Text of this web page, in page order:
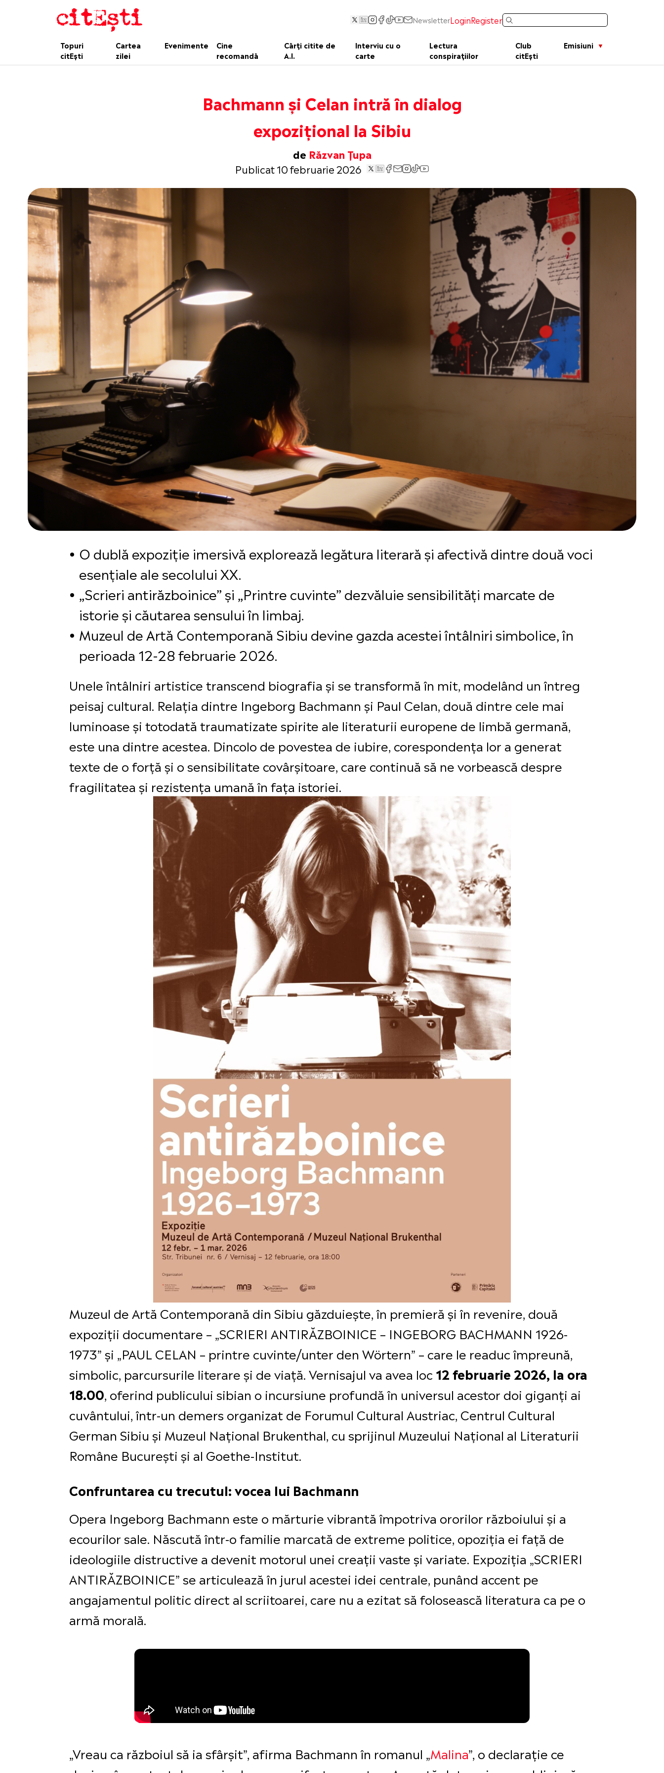
NewsletterLoginRegister
Topuri
citEști
Cartea
zilei
Evenimente
Cine
recomandă
Cărți citite de
A.I.
Interviu cu o
carte
Lectura
conspirațiilor
Club
citEști
Emisiuni
Bachmann și Celan intră în dialog
expozițional la Sibiu
de Răzvan Țupa
Publicat 10 februarie 2026
O dublă expoziție imersivă explorează legătura literară și afectivă dintre două voci
esențiale ale secolului XX.
„Scrieri antirăzboinice” și „Printre cuvinte” dezvăluie sensibilități marcate de
istorie și căutarea sensului în limbaj.
Muzeul de Artă Contemporană Sibiu devine gazda acestei întâlniri simbolice, în
perioada 12-28 februarie 2026.
Unele întâlniri artistice transcend biografia și se transformă în mit, modelând un întreg
peisaj cultural. Relația dintre Ingeborg Bachmann și Paul Celan, două dintre cele mai
luminoase și totodată traumatizate spirite ale literaturii europene de limbă germană,
este una dintre acestea. Dincolo de povestea de iubire, corespondența lor a generat
texte de o forță și o sensibilitate covârșitoare, care continuă să ne vorbească despre
fragilitatea și rezistența umană în fața istoriei.
Muzeul de Artă Contemporană din Sibiu găzduiește, în premieră și în revenire, două
expoziții documentare – „SCRIERI ANTIRĂZBOINICE – INGEBORG BACHMANN 1926-
1973” și „PAUL CELAN – printre cuvinte/unter den Wörtern” – care le readuc împreună,
simbolic, parcursurile literare și de viață. Vernisajul va avea loc 12 februarie 2026, la ora
18.00, oferind publicului sibian o incursiune profundă în universul acestor doi giganți ai
cuvântului, într-un demers organizat de Forumul Cultural Austriac, Centrul Cultural
German Sibiu și Muzeul Național Brukenthal, cu sprijinul Muzeului Național al Literaturii
Române București și al Goethe-Institut.
Confruntarea cu trecutul: vocea lui Bachmann
Opera Ingeborg Bachmann este o mărturie vibrantă împotriva ororilor războiului și a
ecourilor sale. Născută într-o familie marcată de extreme politice, opoziția ei față de
ideologiile distructive a devenit motorul unei creații vaste și variate. Expoziția „SCRIERI
ANTIRĂZBOINICE” se articulează în jurul acestei idei centrale, punând accent pe
angajamentul politic direct al scriitoarei, care nu a ezitat să folosească literatura ca pe o
armă morală.
„Vreau ca războiul să ia sfârșit”, afirma Bachmann în romanul „Malina”, o declarație ce